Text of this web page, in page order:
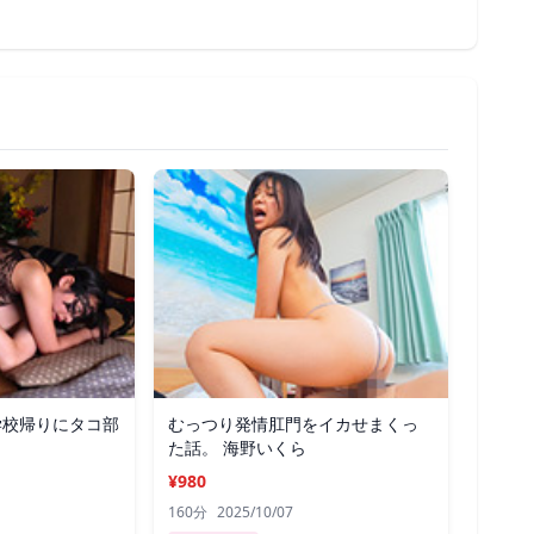
帰りにタコ部
むっつり発情肛門をイカせまくっ
た話。 海野いくら
¥980
160分 2025/10/07